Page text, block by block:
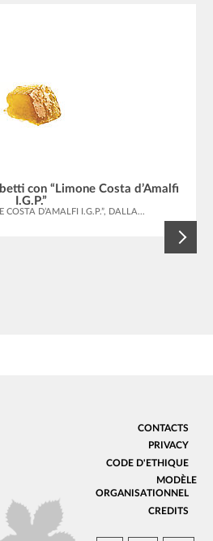
con “Limone Costa d’Amalfi
I.G.P.”
COSTA D’AMALFI I.G.P.”, DALLA...
CONTACTS
PRIVACY
CODE D'ETHIQUE
MODÈLE
ORGANISATIONNEL
CREDITS